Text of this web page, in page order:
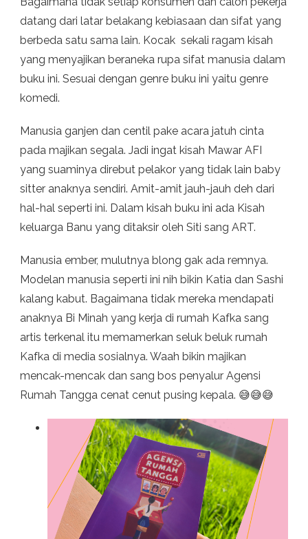
datang dari latar belakang kebiasaan dan sifat yang
berbeda satu sama lain. Kocak sekali ragam kisah
yang menyajikan beraneka rupa sifat manusia dalam
buku ini. Sesuai dengan genre buku ini yaitu genre
komedi.
Manusia ganjen dan centil pake acara jatuh cinta
pada majikan segala. Jadi ingat kisah Mawar AFI
yang suaminya direbut pelakor yang tidak lain baby
sitter anaknya sendiri. Amit-amit jauh-jauh deh dari
hal-hal seperti ini. Dalam kisah buku ini ada Kisah
keluarga Banu yang ditaksir oleh Siti sang ART.
Manusia ember, mulutnya blong gak ada remnya.
Modelan manusia seperti ini nih bikin Katia dan Sashi
kalang kabut. Bagaimana tidak mereka mendapati
anaknya Bi Minah yang kerja di rumah Kafka sang
artis terkenal itu memamerkan seluk beluk rumah
Kafka di media sosialnya. Waah bikin majikan
mencak-mencak dan sang bos penyalur Agensi
Rumah Tangga cenat cenut pusing kepala. 😅😅😅